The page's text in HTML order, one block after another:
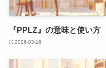
『PPLZ』の意味と使い方
2026-03-16